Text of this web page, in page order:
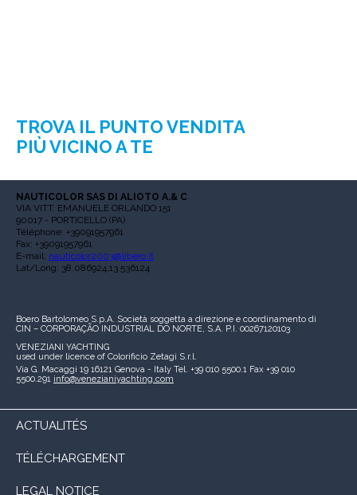
TROVA IL PUNTO VENDITA
PIÙ VICINO A TE
NAUTICOLOR SAS DI ALIOTO A.& C
VIA VITT. EMANUELE ORLANDO 151
90017 - PORTICELLO (PA)
Téléphone: +39091957961
Fax: +39091957961
E-mail: nauticolor2003@libero.it
Lat/Long: 38.086924,13.536124
Boero Bartolomeo S.p.A. Società soggetta a direzione e coordinamento di
CIN – CORPORAÇÃO INDUSTRIAL DO NORTE, S.A. P.I. 00267120103
VENEZIANI YACHTING
used under licence of Colorificio Zetagi S.r.l.
Via G. Macaggi 19 16121 Genova - Italy Tel. +39 010 5500.1 Fax +39 010
5500.291 info@venezianiyachting.com
ACTUALITÉS
TÉLÉCHARGEMENT
LEGAL NOTICE